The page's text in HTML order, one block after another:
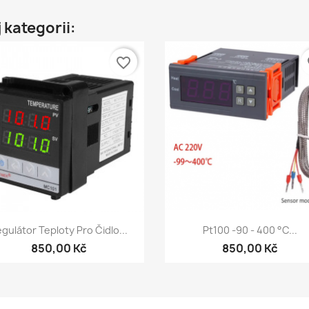
kategorii:
Szybki podgląd
Teploty Pro Čidlo...
850,00 Kč
favorite_border
Szybki podgląd
Pt100 -90 - 400 °C...
850,00 Kč